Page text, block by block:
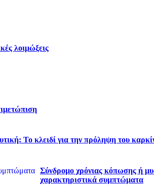
λοιμώξεις
Το κλειδί για την πρόληψη του
Σύνδρομο χρόνιας κόπωσης ή
χαρακτηριστικά συμπτώματα